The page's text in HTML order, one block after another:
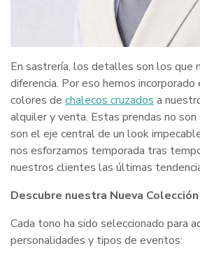
En sastrería, los detalles son los que
diferencia. Por eso hemos
colores de chalecos cruzados a
alquiler y venta. Estas prendas no
son el eje central de un look
nos esforzamos temporada tras
nuestros clientes las últimas
Descubre nuestra Nueva Colección
Cada tono ha sido seleccionado para
personalidades y tipos de eventos: